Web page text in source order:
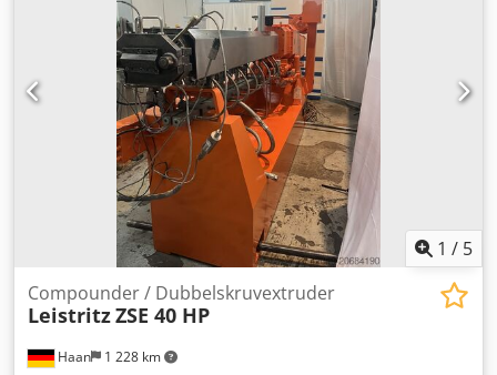
superelastiska Framdäck skick: 20 - 40% Csdpsy Nt Tcofx
Afverf Bakdäck typ: superelastiska Bakdäck skick: 20 - 40%
Beskrivning: Fordonet är UVV-besiktat. Innan leverans får
maskinen service och rengörs. På begäran kan maskinen
lackas om. 3:e ventil, 4:e ventil, arbetsstrålkastare bak,
arbetsstrålkastare fram, värme, helhytt,
1 / 5
Haan 1 228 km
Compounder / Dubbelskruvextruder
LeistritzZSE 40 HP